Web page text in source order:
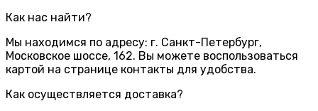
Как нас найти?
Мы находимся по адресу: г. Санкт-Петербург,
Московское шоссе, 162. Вы можете воспользоваться
картой на странице контакты для удобства.
Как осуществляется доставка?